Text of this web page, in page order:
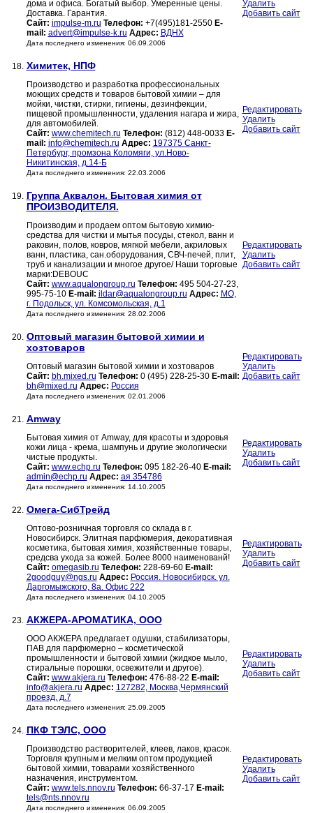
дома и офиса. Богатый выбор. Умеренные цены.
Доставка. Гарантия.
Сайт: impulse-m.ru Телефон: +7(495)181-2550 E-
mail: advert@impulse-k.ru Адрес: ВДНХ
Дата последнего изменения: 06.09.2006
Удалить
Добавить сайт
18. Химитек, НПФ
Производство и разработка профессиональных
моющих средств и товаров бытовой химии – для
мойки, чистки, стирки, гигиены, дезинфекции,
пищевой промышленности, удаления нагара и жира,
для автомобилей.
Сайт: www.chemitech.ru Телефон: (812) 448-0033 E-
mail: info@chemitech.ru Адрес: 197375 Санкт-
Петербург, промзона Коломяги, ул.Ново-
Никитинская, д.14-Б
Дата последнего изменения: 22.03.2006
Редактировать
Удалить
Добавить сайт
19. Группа Аквалон. Бытовая химия от
ПРОИЗВОДИТЕЛЯ.
Производим и продаем оптом бытовую химию-
средства для чистки и мытья посуды, стекол, ванн и
раковин, полов, ковров, мягкой мебели, акриловых
ванн, пластика, сан.оборудования, СВЧ-печей, плит,
труб и канализации и многое другое/ Наши торговые
марки:DEBOUC
Сайт: www.aqualongroup.ru Телефон: 495 504-27-23,
995-75-10 E-mail: ildar@aqualongroup.ru Адрес: МО,
г. Подольск, ул. Комсомольская, д.1
Дата последнего изменения: 28.02.2006
Редактировать
Удалить
Добавить сайт
20. Оптовый магазин бытовой химии и
хозтоваров
Оптовый магазин бытовой химии и хозтоваров
Сайт: bh.mixed.ru Телефон: 0 (495) 228-25-30 E-mail:
bh@mixed.ru Адрес: Россия
Дата последнего изменения: 02.01.2006
Редактировать
Удалить
Добавить сайт
21. Amway
Бытовая химия от Amway, для красоты и здоровья
кожи лица - крема, шампунь и другие экологически
чистые продукты.
Сайт: www.echp.ru Телефон: 095 182-26-40 E-mail:
admin@echp.ru Адрес: ая 354786
Дата последнего изменения: 14.10.2005
Редактировать
Удалить
Добавить сайт
22. Омега-СибТрейд
Оптово-розничная торговля со склада в г.
Новосибирск. Элитная парфюмерия, декоративная
косметика, бытовая химия, хозяйственные товары,
средсва ухода за кожей. Более 8000 наименованй!
Сайт: omegasib.ru Телефон: 228-69-60 E-mail:
2goodguy@ngs.ru Адрес: Россия. Новосибирск. ул.
Даргомыжского, 8а. Офис 222
Дата последнего изменения: 04.10.2005
Редактировать
Удалить
Добавить сайт
23. АКЖЕРА-АРОМАТИКА, ООО
ООО АКЖЕРА предлагает одушки, стабилизаторы,
ПАВ для парфюмерно – косметической
промышленности и бытовой химии (жидкое мыло,
стиральные порошки, освежители и другое).
Сайт: www.akjera.ru Телефон: 476-88-22 E-mail:
info@akjera.ru Адрес: 127282, Москва,Чермянский
проезд, д.7
Дата последнего изменения: 25.09.2005
Редактировать
Удалить
Добавить сайт
24. ПКФ ТЭЛС, ООО
Производство растворителей, клеев, лаков, красок.
Торговля крупным и мелким оптом продукцией
бытовой химии, товарами хозяйственного
назначения, инструментом.
Сайт: www.tels.nnov.ru Телефон: 66-37-17 E-mail:
tels@nts.nnov.ru
Дата последнего изменения: 06.09.2005
Редактировать
Удалить
Добавить сайт